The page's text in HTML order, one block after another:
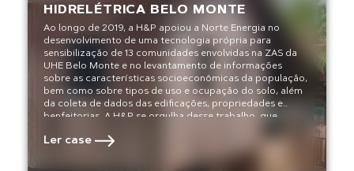
NO ENTORNO DE GRANDES
BARRAGENS
HIDRELÉTRICA BELO MONTE
Ao longo de 2019, a H&P apoiou a Norte Energia no
desenvolvimento de uma tecnologia própria para
sensibilização de 13 comunidades envolvidas na ZAS da
UHE Belo Monte e no levantamento de informações
sobre as características socioeconômicas da população,
bem como sobre tipos de uso e ocupação do solo, além
da coleta de dados das edificações, propriedades e
benfeitorias. A H&P se orgulha desse trabalho, que
cliente, entidades reguladoras e meio ambiente.
Ler case